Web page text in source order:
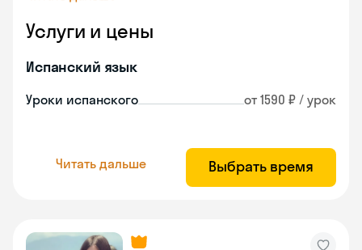
Услуги и цены
Испанский язык
Уроки испанского от 1590 ₽ / урок
Читать дальше Выбрать время